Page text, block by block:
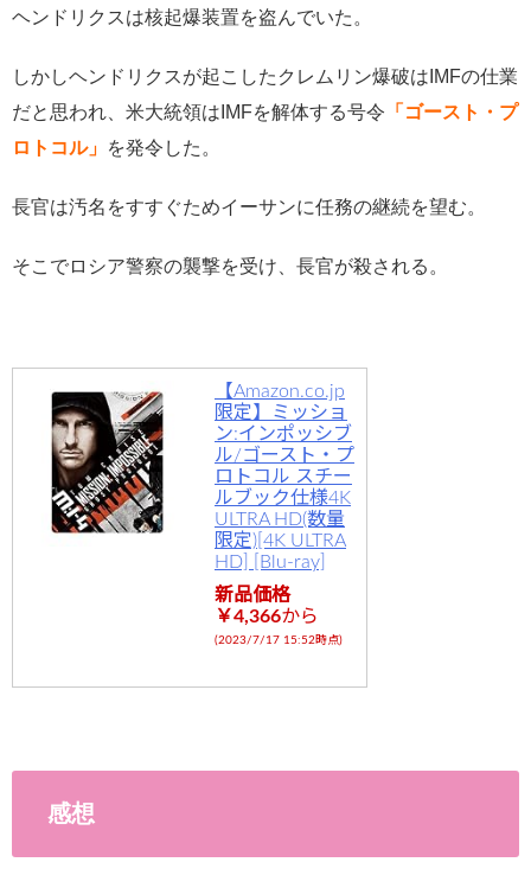
ヘンドリクスは核起爆装置を盗んでいた。
しかしヘンドリクスが起こしたクレムリン爆破はIMFの仕業
だと思われ、米大統領はIMFを解体する号令 「ゴースト・プ
ロトコル」 を発令した。
長官は汚名をすすぐためイーサンに任務の継続を望む。
そこでロシア警察の襲撃を受け、長官が殺される。
【Amazon.co.jp
限定】ミッショ
ン:インポッシブ
ル/ゴースト・プ
ロトコル スチー
ルブック仕様4K
ULTRA HD(数量
限定)[4K ULTRA
HD] [Blu-ray]
新品価格
￥4,366から
(2023/7/17 15:52時点)
感想